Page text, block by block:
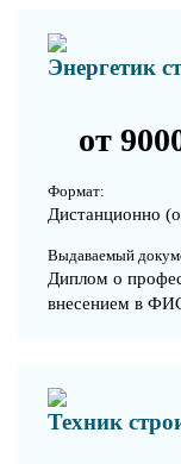
Энергетик
от
Формат:
Дистанционно
Выдаваемый
Диплом о
внесением в
Техник